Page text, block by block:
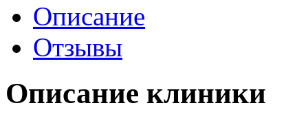
Описание
Отзывы
Описание клиники